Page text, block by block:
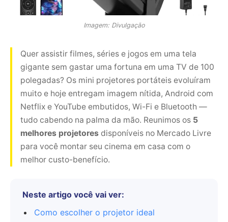
Imagem: Divulgação
Quer assistir filmes, séries e jogos em uma tela
gigante sem gastar uma fortuna em uma TV de 100
polegadas? Os mini projetores portáteis evoluíram
muito e hoje entregam imagem nítida, Android com
Netflix e YouTube embutidos, Wi-Fi e Bluetooth —
tudo cabendo na palma da mão. Reunimos os 5
melhores projetores disponíveis no Mercado Livre
para você montar seu cinema em casa com o
melhor custo-benefício.
Neste artigo você vai ver:
Como escolher o projetor ideal